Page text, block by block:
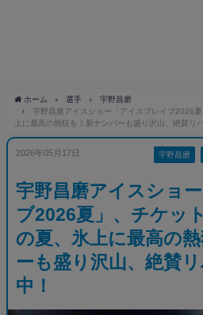
ホーム 選手
宇野昌磨
宇野昌磨アイスショー「アイスブレイブ2026
上に最高の熱狂を！新ナンバーも盛り沢山、絶賛リ
2026年05月17日 宇野昌磨
宇野昌磨アイスショ
ブ2026夏」、チケッ
の夏、氷上に最高の
ーも盛り沢山、絶賛
中！